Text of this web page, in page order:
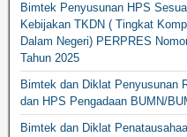
Bimtek Penyusunan HPS
Kebijakan TKDN ( Tingkat
Dalam Negeri) PERPRES
Tahun 2025
Bimtek dan Diklat Penyusunan
dan HPS Pengadaan BUMN/
Bimtek dan Diklat